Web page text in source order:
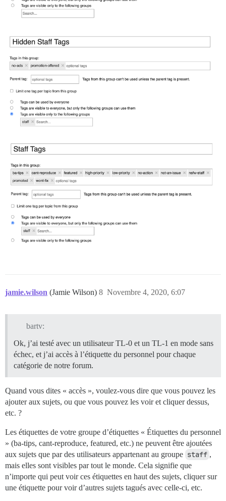
jamie.wilson (Jamie Wilson) Novembre 4, 2020, 6:07
8
bartv:
Ok, j’ai testé avec un utilisateur TL-0 et un TL-1 en mode sans
échec, et j’ai accès à l’étiquette du personnel pour chaque
catégorie de notre forum.
Quand vous dites « accès », voulez-vous dire que vous pouvez les
ajouter aux sujets, ou que vous pouvez les voir et cliquer dessus,
etc. ?
Les étiquettes de votre groupe d’étiquettes « Étiquettes du personnel
» (ba-tips, cant-reproduce, featured, etc.) ne peuvent être ajoutées
aux sujets que par des utilisateurs appartenant au groupe staff ,
mais elles sont visibles par tout le monde. Cela signifie que
n’importe qui peut voir ces étiquettes en haut des sujets, cliquer sur
une étiquette pour voir d’autres sujets tagués avec celle-ci, etc.